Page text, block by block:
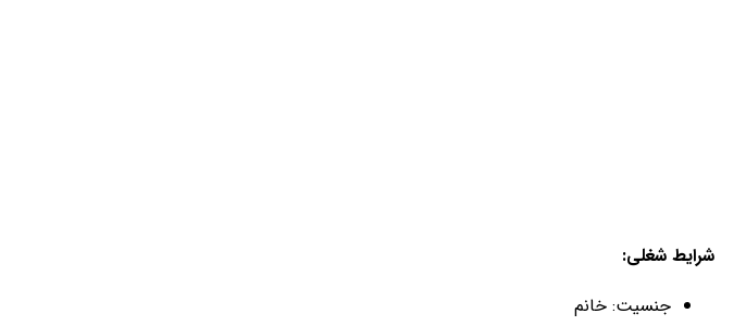
شرایط شغلی:
جنسیت: خانم